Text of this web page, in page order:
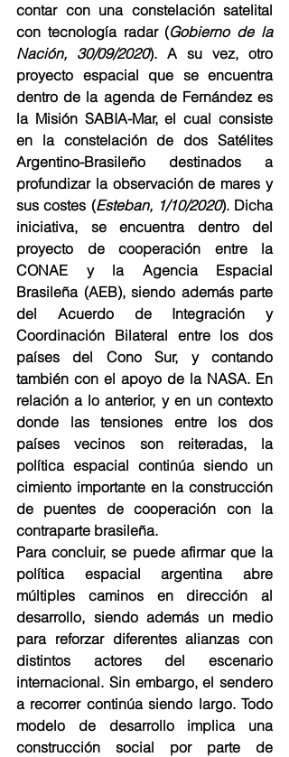
contar con una constelación satelital
con tecnología radar (Gobierno de la
Nación, 30/09/2020). A su vez, otro
proyecto espacial que se encuentra
dentro de la agenda de Fernández es
la Misión SABIA-Mar, el cual consiste
en la constelación de dos Satélites
Argentino-Brasileño destinados a
profundizar la observación de mares y
sus costes (Esteban, 1/10/2020). Dicha
iniciativa, se encuentra dentro del
proyecto de cooperación entre la
CONAE y la Agencia Espacial
Brasileña (AEB), siendo además parte
del Acuerdo de Integración y
Coordinación Bilateral entre los dos
países del Cono Sur, y contando
también con el apoyo de la NASA. En
relación a lo anterior, y en un contexto
donde las tensiones entre los dos
países vecinos son reiteradas, la
política espacial continúa siendo un
cimiento importante en la construcción
de puentes de cooperación con la
contraparte brasileña.
Para concluir, se puede afirmar que la
política espacial argentina abre
múltiples caminos en dirección al
desarrollo, siendo además un medio
para reforzar diferentes alianzas con
distintos actores del escenario
internacional. Sin embargo, el sendero
a recorrer continúa siendo largo. Todo
modelo de desarrollo implica una
construcción social por parte de